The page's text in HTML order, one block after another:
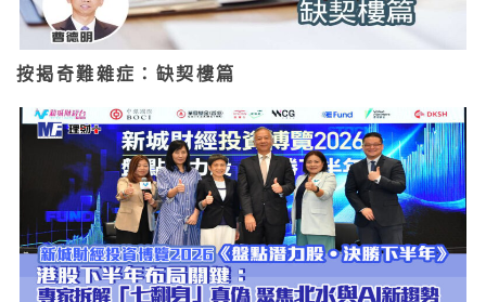
按揭奇難雜症：缺契樓篇